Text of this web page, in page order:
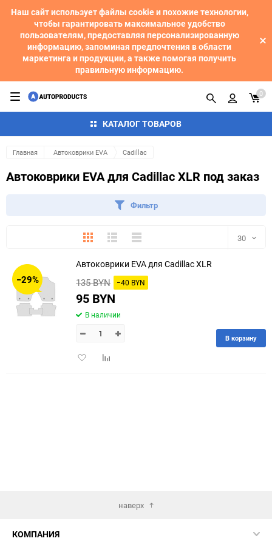
Наш сайт использует файлы cookie и похожие технологии,
чтобы гарантировать максимальное удобство
пользователям, предоставляя персонализированную
информацию, запоминая предпочтения в области
маркетинга и продукции, а также помогая получить
правильную информацию.
КАТАЛОГ ТОВАРОВ
0
Главная Автоковрики EVA Cadillac
Автоковрики EVA для Cadillac XLR под заказ
Фильтр
ПлиткаПодробноКомпактно 30
150
−29%
Автоковрики EVA для Cadillac XLR
135 BYN −40 BYN
95 BYN
В наличии
ДобавитьДобавить
В корзину
наверх
КОМПАНИЯ